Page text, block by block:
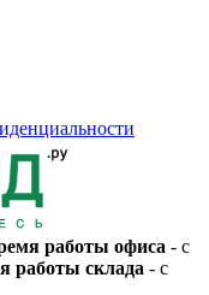
работы офиса - с
работы склада - с